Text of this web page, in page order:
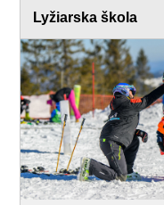
Lyžiarska škola